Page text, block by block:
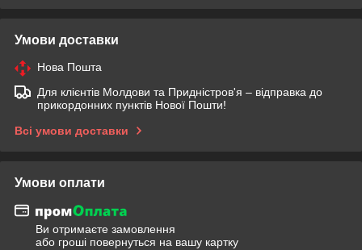
Умови доставки
Нова Пошта
Для клієнтів Молдови та Придністров'я – відправка до
прикордонних пунктів Нової Пошти!
Всі умови доставки
Умови оплати
Ви отримаєте замовлення
або гроші повернуться на вашу картку